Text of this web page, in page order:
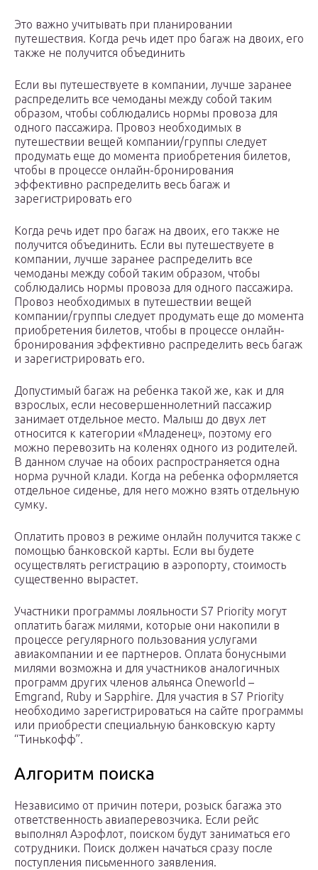
Это важно учитывать при планировании
путешествия. Когда речь идет про багаж на двоих, его
также не получится объединить
Если вы путешествуете в компании, лучше заранее
распределить все чемоданы между собой таким
образом, чтобы соблюдались нормы провоза для
одного пассажира. Провоз необходимых в
путешествии вещей компании/группы следует
продумать еще до момента приобретения билетов,
чтобы в процессе онлайн-бронирования
эффективно распределить весь багаж и
зарегистрировать его
Когда речь идет про багаж на двоих, его также не
получится объединить. Если вы путешествуете в
компании, лучше заранее распределить все
чемоданы между собой таким образом, чтобы
соблюдались нормы провоза для одного пассажира.
Провоз необходимых в путешествии вещей
компании/группы следует продумать еще до момента
приобретения билетов, чтобы в процессе онлайн-
бронирования эффективно распределить весь багаж
и зарегистрировать его.
Допустимый багаж на ребенка такой же, как и для
взрослых, если несовершеннолетний пассажир
занимает отдельное место. Малыш до двух лет
относится к категории «Младенец», поэтому его
можно перевозить на коленях одного из родителей.
В данном случае на обоих распространяется одна
норма ручной клади. Когда на ребенка оформляется
отдельное сиденье, для него можно взять отдельную
сумку.
Оплатить провоз в режиме онлайн получится также с
помощью банковской карты. Если вы будете
осуществлять регистрацию в аэропорту, стоимость
существенно вырастет.
Участники программы лояльности S7 Priority могут
оплатить багаж милями, которые они накопили в
процессе регулярного пользования услугами
авиакомпании и ее партнеров. Оплата бонусными
милями возможна и для участников аналогичных
программ других членов альянса Oneworld –
Emgrand, Ruby и Sapphire. Для участия в S7 Priority
необходимо зарегистрироваться на сайте программы
или приобрести специальную банковскую карту
“Тинькофф”.
Алгоритм поиска
Независимо от причин потери, розыск багажа это
ответственность авиаперевозчика. Если рейс
выполнял Аэрофлот, поиском будут заниматься его
сотрудники. Поиск должен начаться сразу после
поступления письменного заявления.